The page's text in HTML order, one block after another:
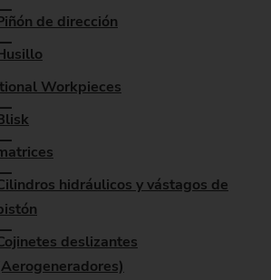
de dirección
Workpieces
hidráulicos y vástagos de
deslizantes